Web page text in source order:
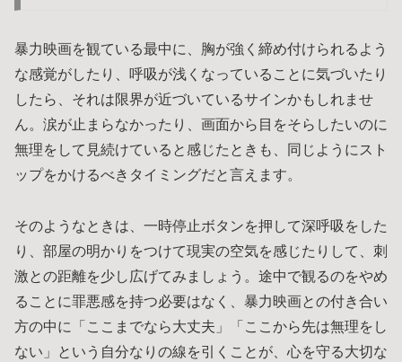
暴力映画を観ている最中に、胸が強く締め付けられるよう
な感覚がしたり、呼吸が浅くなっていることに気づいたり
したら、それは限界が近づいているサインかもしれませ
ん。涙が止まらなかったり、画面から目をそらしたいのに
無理をして見続けていると感じたときも、同じようにスト
ップをかけるべきタイミングだと言えます。
そのようなときは、一時停止ボタンを押して深呼吸をした
り、部屋の明かりをつけて現実の空気を感じたりして、刺
激との距離を少し広げてみましょう。途中で観るのをやめ
ることに罪悪感を持つ必要はなく、暴力映画との付き合い
方の中に「ここまでなら大丈夫」「ここから先は無理をし
ない」という自分なりの線を引くことが、心を守る大切な